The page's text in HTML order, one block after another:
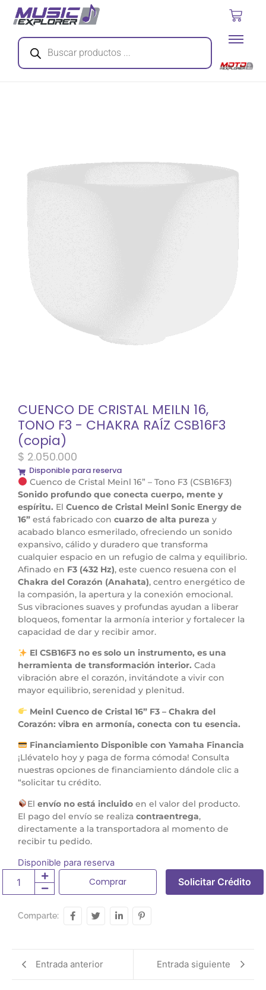
CUENCO DE CRISTAL MEILN 16,
TONO F3 - CHAKRA RAÍZ CSB16F3
(copia)
$ 2.050.000
Disponible para reserva
Cuenco de Cristal Meinl 16” – Tono F3 (CSB16F3)
Sonido profundo que conecta cuerpo, mente y
espíritu. El Cuenco de Cristal Meinl Sonic Energy de
16” está fabricado con cuarzo de alta pureza y
acabado blanco esmerilado, ofreciendo un sonido
expansivo, cálido y duradero que transforma
cualquier espacio en un refugio de calma y equilibrio.
Afinado en F3 (432 Hz), este cuenco resuena con el
Chakra del Corazón (Anahata), centro energético de
la compasión, la apertura y la conexión emocional.
Sus vibraciones suaves y profundas ayudan a liberar
bloqueos, fomentar la armonía interior y fortalecer la
capacidad de dar y recibir amor.
El CSB16F3 no es solo un instrumento, es una
herramienta de transformación interior. Cada
vibración abre el corazón, invitándote a vivir con
mayor equilibrio, serenidad y plenitud.
Meinl Cuenco de Cristal 16” F3 – Chakra del
Corazón: vibra en armonía, conecta con tu esencia.
Financiamiento Disponible con Yamaha Financia
¡Llévatelo hoy y paga de forma cómoda! Consulta
nuestras opciones de financiamiento dándole clic a
“solicitar tu crédito.
El envío no está incluidoen el valor del producto.
El pago del envío se realiza contraentrega,
directamente a la transportadora al momento de
recibir tu pedido.
Disponible para reserva
Comprar Solicitar Crédito
Comparte:
Entrada anterior Entrada siguiente